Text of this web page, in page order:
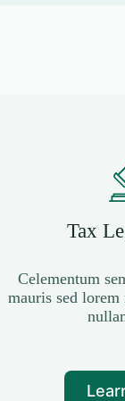
Tax
Celementum
mauris sed lorem